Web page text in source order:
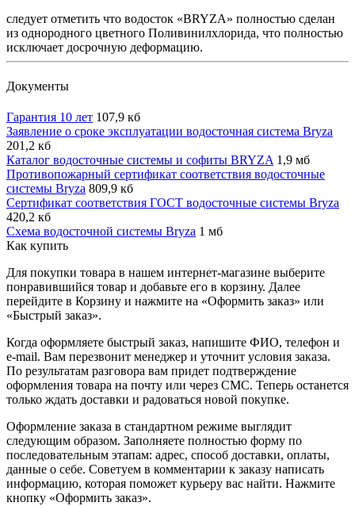
следует отметить что водосток «BRYZA» полностью сделан
из однородного цветного Поливинилхлорида, что полностью
исключает досрочную деформацию.
Документы
Гарантия 10 лет 107,9 кб
Заявление о сроке эксплуатации водосточная система Bryza
201,2 кб
Каталог водосточные системы и софиты BRYZA 1,9 мб
Противопожарный сертификат соответствия водосточные
системы Bryza 809,9 кб
Сертификат соответствия ГОСТ водосточные системы Bryza
420,2 кб
Схема водосточной системы Bryza 1 мб
Как купить
Для покупки товара в нашем интернет-магазине выберите
понравившийся товар и добавьте его в корзину. Далее
перейдите в Корзину и нажмите на «Оформить заказ» или
«Быстрый заказ».
Когда оформляете быстрый заказ, напишите ФИО, телефон и
e-mail. Вам перезвонит менеджер и уточнит условия заказа.
По результатам разговора вам придет подтверждение
оформления товара на почту или через СМС. Теперь останется
только ждать доставки и радоваться новой покупке.
Оформление заказа в стандартном режиме выглядит
следующим образом. Заполняете полностью форму по
последовательным этапам: адрес, способ доставки, оплаты,
данные о себе. Советуем в комментарии к заказу написать
информацию, которая поможет курьеру вас найти. Нажмите
кнопку «Оформить заказ».